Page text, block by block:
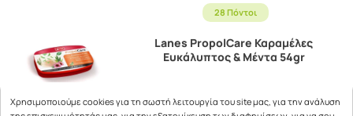
28 Πόντοι
Lanes PropolCare Καραμέλες
Ευκάλυπτος & Μέντα 54gr
Χρησιμοποιούμε cookies για τη σωστή λειτουργία του site μας, για την ανάλυση